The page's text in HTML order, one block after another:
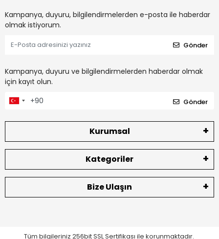
Kampanya, duyuru, bilgilendirmelerden e-posta ile haberdar
olmak istiyorum.
Gönder
Kampanya, duyuru ve bilgilendirmelerden haberdar olmak
için kayıt olun.
Gönder
Kurumsal
Kategoriler
Bize Ulaşın
Tüm bilgileriniz 256bit SSL Sertifikası ile korunmaktadır.